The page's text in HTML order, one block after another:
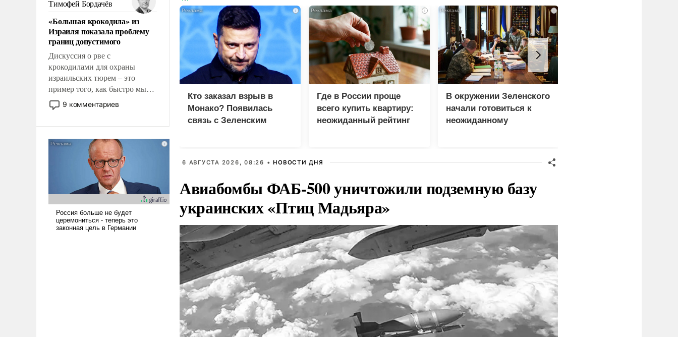
за счет российских
налогоплательщиков и где за
свои поступки не нужно
отвечать.
Тимофей Бордачёв
«Большая крокодила» из
Израиля показала проблему
границ допустимого
Дискуссия о рве с
крокодилами для охраны
израильских тюрем – это
пример того, как быстро мы
двигаемся по пути
революционных изменений.
псевдонаучной фантастики,
стало всерьез обсуждаемой
9 комментариев
i
Кто заказал взрыв в
Монако? Появилась
связь с Зеленским
i
Где в России проще
всего купить квартиру:
неожиданный рейтинг
i
В окружении Зеленского
начали готовиться к
неожиданному
6 АВГУСТА 2026, 08:26 • НОВОСТИ ДНЯ
Авиабомбы ФАБ-500 уничтожили подземную базу
украинских «Птиц Мадьяра»